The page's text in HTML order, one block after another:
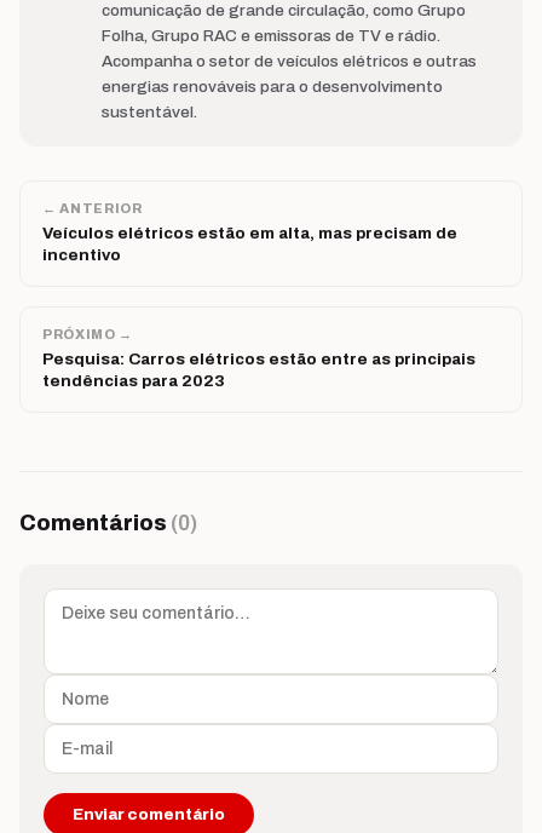
comunicação de grande circulação, como Grupo
Folha, Grupo RAC e emissoras de TV e rádio.
Acompanha o setor de veículos elétricos e outras
energias renováveis para o desenvolvimento
sustentável.
← ANTERIOR
Veículos elétricos estão em alta, mas precisam de
incentivo
PRÓXIMO →
Pesquisa: Carros elétricos estão entre as principais
tendências para 2023
Comentários (0)